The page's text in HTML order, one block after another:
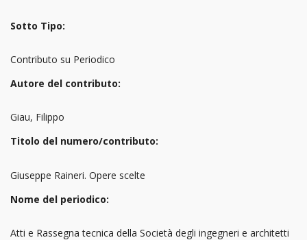
Sotto Tipo:
Contributo su Periodico
Autore del contributo:
Giau, Filippo
Titolo del numero/contributo:
Giuseppe Raineri. Opere scelte
Nome del periodico:
Atti e Rassegna tecnica della Società degli ingegneri e architetti